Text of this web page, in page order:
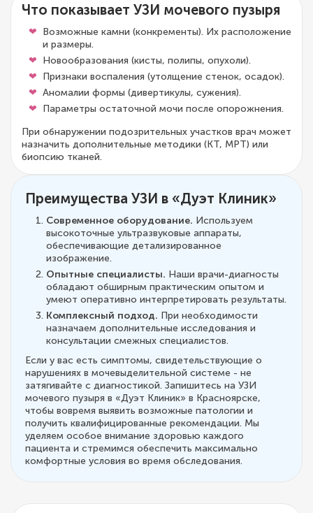
Что показывает УЗИ мочевого пузыря
Возможные камни (конкременты). Их расположение
и размеры.
Новообразования (кисты, полипы, опухоли).
Признаки воспаления (утолщение стенок, осадок).
Аномалии формы (дивертикулы, сужения).
Параметры остаточной мочи после опорожнения.
При обнаружении подозрительных участков врач может
назначить дополнительные методики (КТ, МРТ) или
биопсию тканей.
Преимущества УЗИ в «Дуэт Клиник»
Современное оборудование. Используем
высокоточные ультразвуковые аппараты,
обеспечивающие детализированное
изображение.
Опытные специалисты. Наши врачи-диагносты
обладают обширным практическим опытом и
умеют оперативно интерпретировать результаты.
Комплексный подход. При необходимости
назначаем дополнительные исследования и
консультации смежных специалистов.
Если у вас есть симптомы, свидетельствующие о
нарушениях в мочевыделительной системе - не
затягивайте с диагностикой. Запишитесь на УЗИ
мочевого пузыря в «Дуэт Клиник» в Красноярске,
чтобы вовремя выявить возможные патологии и
получить квалифицированные рекомендации. Мы
уделяем особое внимание здоровью каждого
пациента и стремимся обеспечить максимально
комфортные условия во время обследования.